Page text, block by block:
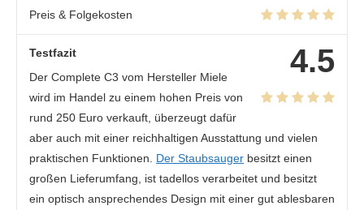
Preis & Folgekosten
4.5
Testfazit
Der Complete C3 vom Hersteller Miele
wird im Handel zu einem hohen Preis von
rund 250 Euro verkauft, überzeugt dafür
aber auch mit einer reichhaltigen Ausstattung und vielen
praktischen Funktionen. Der Staubsauger besitzt einen
großen Lieferumfang, ist tadellos verarbeitet und besitzt
ein optisch ansprechendes Design mit einer gut ablesbaren